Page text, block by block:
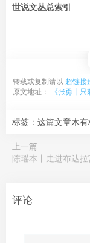
世说文丛总索引
转载或复制请以 超链接
原文地址：
《张勇丨只
标签：这篇文章木有
上一篇
陈瑶本丨走进布达拉
评论